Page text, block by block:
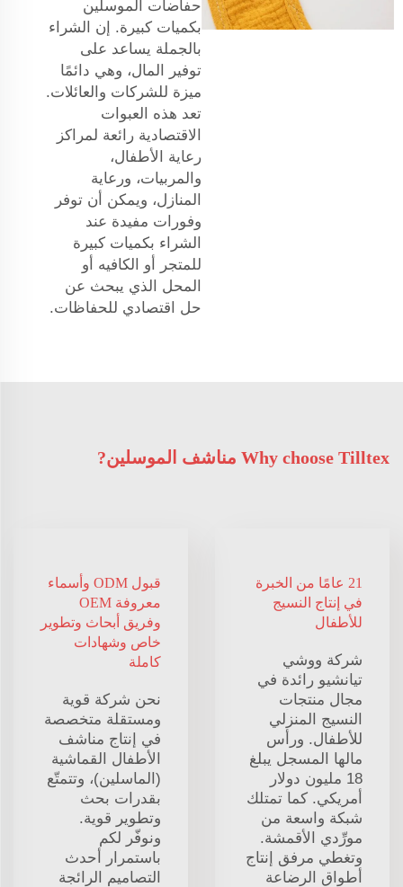
حفاضات الموسلين
بكميات كبيرة. إن الشراء
بالجملة يساعد على
توفير المال، وهي دائمًا
ميزة للشركات والعائلات.
تعد هذه العبوات
الاقتصادية رائعة لمراكز
رعاية الأطفال،
والمربيات، ورعاية
المنازل، ويمكن أن توفر
وفورات مفيدة عند
الشراء بكميات كبيرة
للمتجر أو الكافيه أو
المحل الذي يبحث عن
حل اقتصادي للحفاظات.
Why choose Tilltex مناشف الموسلين?
21 عامًا من الخبرة
في إنتاج النسيج
للأطفال
شركة ووشي
تيانشيو رائدة في
مجال منتجات
النسيج المنزلي
للأطفال. ورأس
مالها المسجل يبلغ
18 مليون دولار
أمريكي. كما تمتلك
شبكة واسعة من
مورِّدي الأقمشة.
وتغطي مرفق إنتاج
أطواق الرضاعة
قبول ODM وأسماء
معروفة OEM
وفريق أبحاث وتطوير
خاص وشهادات
كاملة
نحن شركة قوية
ومستقلة متخصصة
في إنتاج مناشف
الأطفال القماشية
(الماسلين)، وتتمتّع
بقدرات بحث
وتطوير قوية.
ونوفّر لكم
باستمرار أحدث
التصاميم الرائجة